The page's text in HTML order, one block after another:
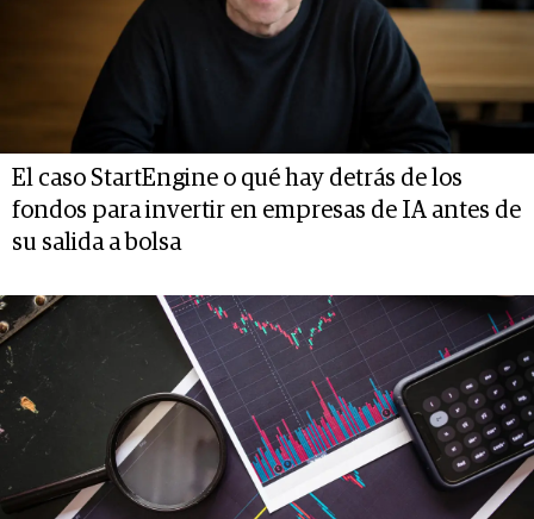
El caso StartEngine o qué hay detrás de los
fondos para invertir en empresas de IA antes de
su salida a bolsa